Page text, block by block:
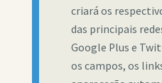
criará os
das principais
Google Plus e
os campos, os